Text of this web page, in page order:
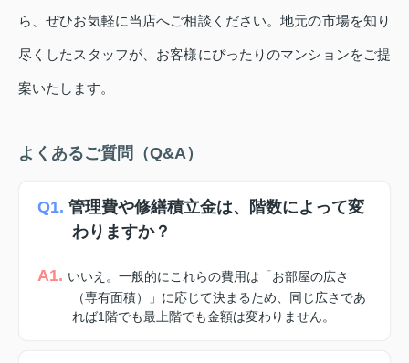
ら、ぜひお気軽に当店へご相談ください。地元の市場を知り
尽くしたスタッフが、お客様にぴったりのマンションをご提
案いたします。
よくあるご質問（Q&A）
Q1. 管理費や修繕積立金は、階数によって変
わりますか？
A1. いいえ。一般的にこれらの費用は「お部屋の広さ
（専有面積）」に応じて決まるため、同じ広さであ
れば1階でも最上階でも金額は変わりません。